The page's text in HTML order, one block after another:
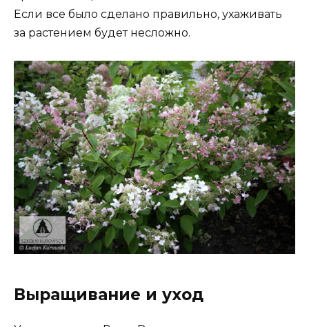
Если все было сделано правильно, ухаживать
за растением будет несложно.
Выращивание и уход